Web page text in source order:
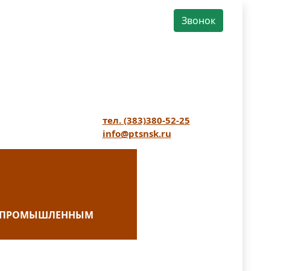
Звонок
тел. (383)380-52-25
info@ptsnsk.ru
ПРОМЫШЛЕННЫМ